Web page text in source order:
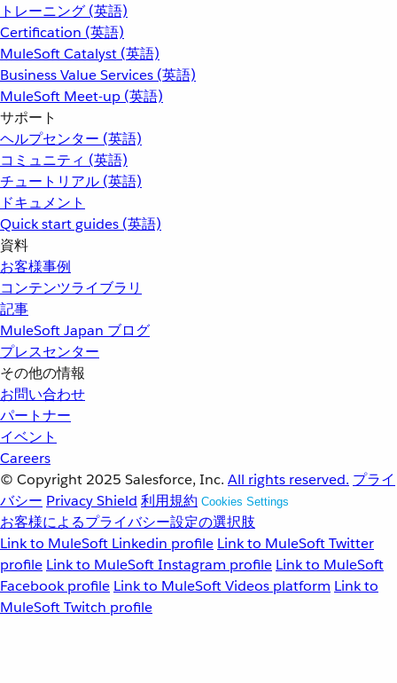
トレーニング (英語)
Certification (英語)
MuleSoft Catalyst (英語)
Business Value Services (英語)
MuleSoft Meet-up (英語)
サポート
ヘルプセンター (英語)
コミュニティ (英語)
チュートリアル (英語)
ドキュメント
Quick start guides (英語)
資料
お客様事例
コンテンツライブラリ
記事
MuleSoft Japan ブログ
プレスセンター
その他の情報
お問い合わせ
パートナー
イベント
Careers
© Copyright 2025 Salesforce, Inc. All rights reserved. プライ
バシー Privacy Shield 利用規約 Cookies Settings
お客様によるプライバシー設定の選択肢
Link to MuleSoft Linkedin profile Link to MuleSoft Twitter
profile Link to MuleSoft Instagram profile Link to MuleSoft
Facebook profile Link to MuleSoft Videos platform Link to
MuleSoft Twitch profile